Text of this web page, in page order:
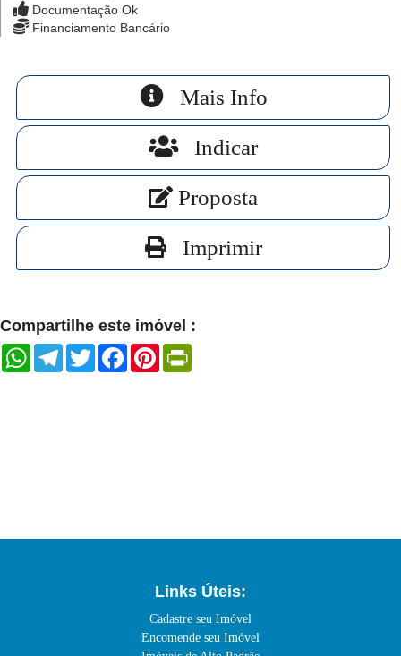
Documentação Ok
Financiamento Bancário
Mais Info
Indicar
Proposta
Imprimir
Compartilhe este imóvel :
WhatsAppTelegramTwitterFacebookPinterest
Links Úteis:
Cadastre seu Imóvel
Encomende seu Imóvel